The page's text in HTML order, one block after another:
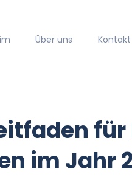
Über uns Kontakt
im Jahr